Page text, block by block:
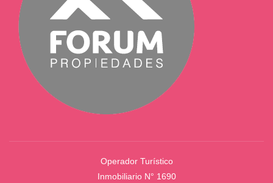
Operador Turístico
Inmobiliario N° 1690